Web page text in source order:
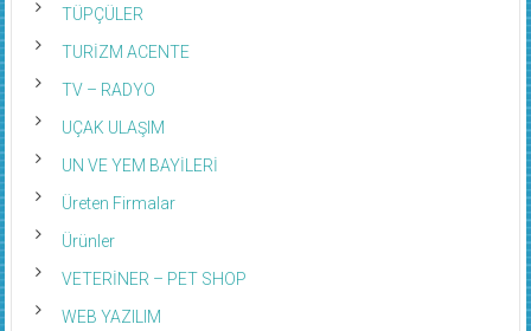
TÜPÇÜLER
TURİZM ACENTE
TV – RADYO
UÇAK ULAŞIM
UN VE YEM BAYİLERİ
Üreten Firmalar
Ürünler
VETERİNER – PET SHOP
WEB YAZILIM